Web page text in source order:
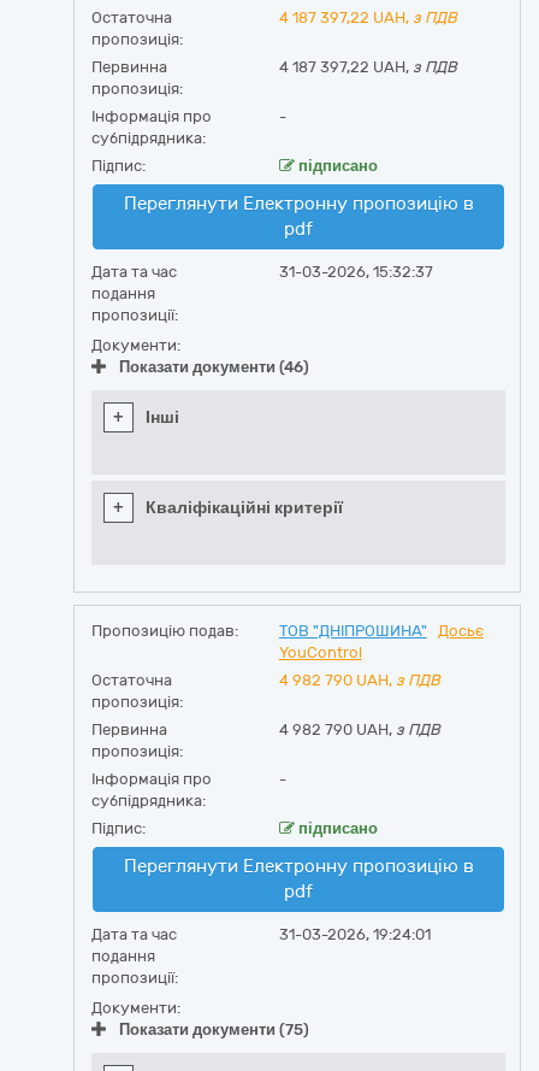
Остаточна
пропозиція:
4 187 397,22 UAH, з ПДВ
Первинна
пропозиція:
4 187 397,22 UAH, з ПДВ
Інформація про
субпідрядника:
-
Підпис: підписано
Переглянути Електронну пропозицію в
pdf
Дата та час
подання
пропозиції:
31-03-2026, 15:32:37
Документи:
Показати документи (46)
+ Інші
+ Кваліфікаційні критерії
Пропозицію подав: ТОВ "ДНІПРОШИНА"
Досьє
YouControl
Остаточна
пропозиція:
4 982 790 UAH, з ПДВ
Первинна
пропозиція:
4 982 790 UAH, з ПДВ
Інформація про
субпідрядника:
-
Підпис: підписано
Переглянути Електронну пропозицію в
pdf
Дата та час
подання
пропозиції:
31-03-2026, 19:24:01
Документи:
Показати документи (75)